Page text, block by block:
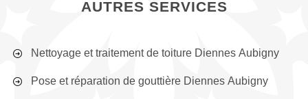
AUTRES SERVICES
Nettoyage et traitement de toiture Diennes Aubigny
Pose et réparation de gouttière Diennes Aubigny